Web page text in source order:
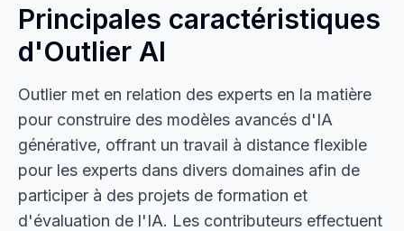
Principales caractéristiques
d'Outlier AI
Outlier met en relation des experts en la matière
pour construire des modèles avancés d'IA
générative, offrant un travail à distance flexible
pour les experts dans divers domaines afin de
participer à des projets de formation et
d'évaluation de l'IA. Les contributeurs effectuent